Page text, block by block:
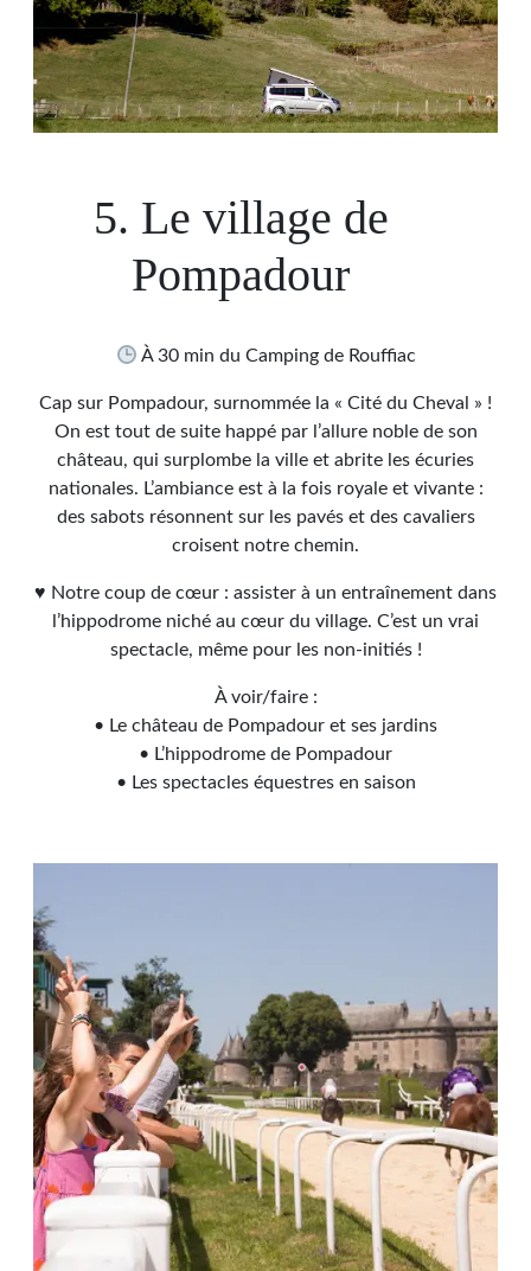
5. Le village de
Pompadour
À 30 min du Camping de Rouffiac
Cap sur Pompadour, surnommée la « Cité du Cheval » !
On est tout de suite happé par l’allure noble de son
château, qui surplombe la ville et abrite les écuries
nationales. L’ambiance est à la fois royale et vivante :
des sabots résonnent sur les pavés et des cavaliers
croisent notre chemin.
♥ Notre coup de cœur : assister à un entraînement dans
l’hippodrome niché au cœur du village. C’est un vrai
spectacle, même pour les non-initiés !
À voir/faire :
• Le château de Pompadour et ses jardins
• L’hippodrome de Pompadour
• Les spectacles équestres en saison